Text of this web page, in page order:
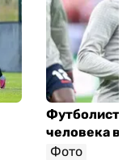
Футболист
человека в
Фото